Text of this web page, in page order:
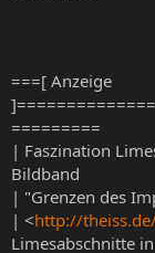
===[ Anzeige
=========
| Faszination
Bildband
| "Grenzen des
| <http://
Limesabschnitte in